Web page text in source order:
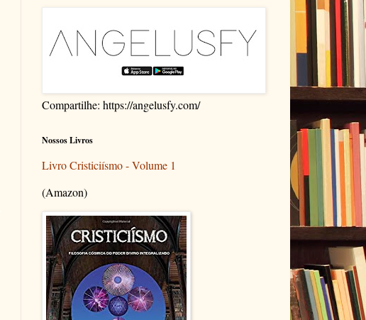
Compartilhe: https://angelusfy.com/
Nossos Livros
Livro Cristiciísmo - Volume 1
(Amazon)